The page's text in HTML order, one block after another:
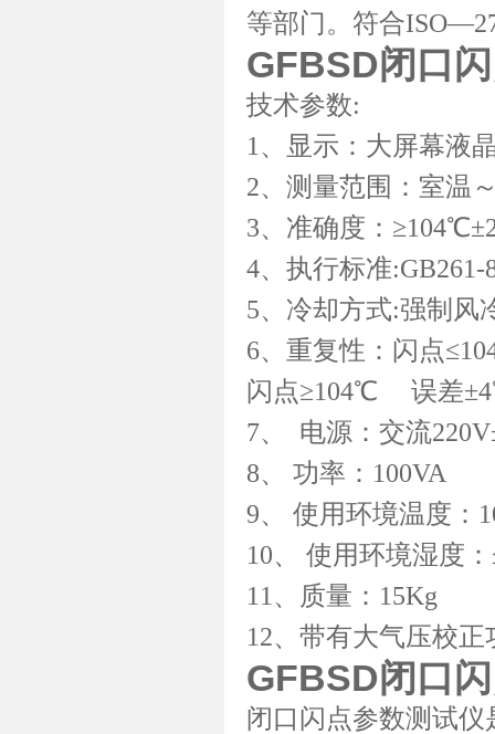
等部门。符合
GFBSD闭口
技术参数:
1、显示：大屏幕液
2、测量范围：室温
3、准确度：
4、执行标准
5、冷却方式:强制风
6、重复性：闪点
闪点≥104℃ 误差
7、 电源：交流
8、 功率：100VA
9、 使用环境温度
10、 使用环境湿度
11、质量：15Kg
12、带有大气压校正
GFBSD闭口
闭口闪点参数测试